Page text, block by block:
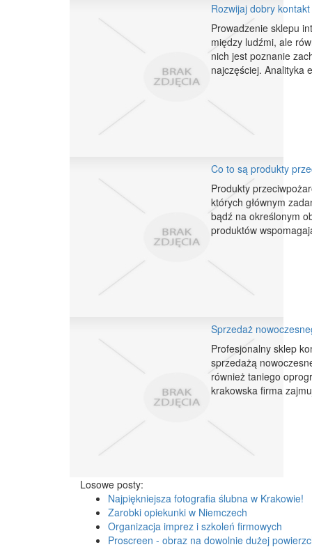
Rozwijaj dobry
Prowadzenie sklepu
między ludźmi, ale
nich jest poznanie
najczęściej. Analityka
Co to są produkty
Produkty
których głównym
bądź na określonym
produktów
Sprzedaż
Profesjonalny sklep
sprzedażą
również taniego
krakowska firma
Losowe posty:
Najpiękniejsza fotografia ślubna w Krakowie!
Zarobki opiekunki w Niemczech
Organizacja imprez i szkoleń firmowych
Proscreen - obraz na dowolnie dużej